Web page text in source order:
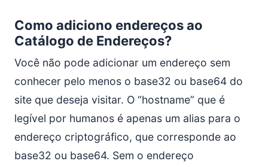
Como adiciono endereços ao
Catálogo de Endereços?
Você não pode adicionar um endereço sem
conhecer pelo menos o base32 ou base64 do
site que deseja visitar. O “hostname” que é
legível por humanos é apenas um alias para o
endereço criptográfico, que corresponde ao
base32 ou base64. Sem o endereço